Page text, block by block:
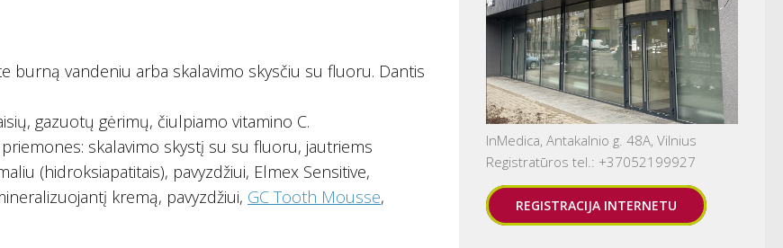
burną vandeniu arba skalavimo skysčiu su fluoru. Dantis
gazuotų gėrimų, čiulpiamo vitamino C.
skalavimo skystį su su fluoru, jautriems
(hidroksiapatitais), pavyzdžiui, Elmex Sensitive,
kremą, pavyzdžiui, GC Tooth Mousse,
InMedica, Antakalnio g. 48A, Vilnius
Registratūros tel.: +37052199927
REGISTRACIJA INTERNETU